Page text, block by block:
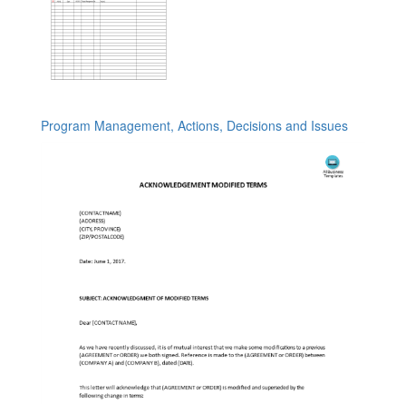
Program Management, Actions, Decisions and Issues